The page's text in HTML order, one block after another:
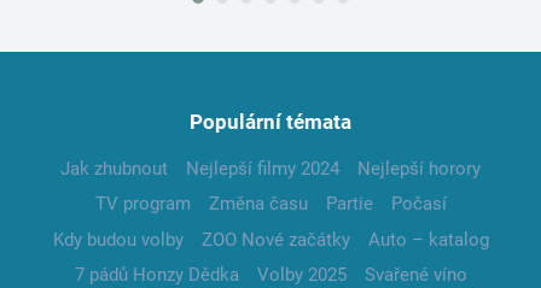
Populární témata
Jak zhubnout Nejlepší filmy 2024
Nejlepší horory
TV program
Změna času Partie
Počasí
Kdy budou volby
ZOO Nové začátky
Auto – katalog
7 pádů Honzy Dědka
Volby 2025
Svařené víno